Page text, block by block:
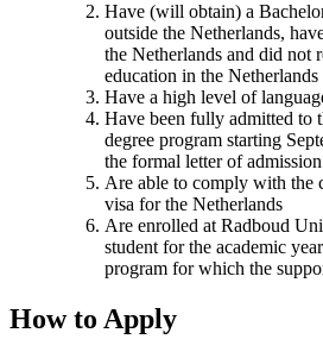
Have (will obtain) a
outside the Netherlands,
the Netherlands and did not
education in the Netherlands
Have a high level of
Have been fully admitted to
degree program starting
the formal letter of admission
Are able to comply with the
visa for the Netherlands
Are enrolled at Radboud
student for the academic
program for which the
How to Apply